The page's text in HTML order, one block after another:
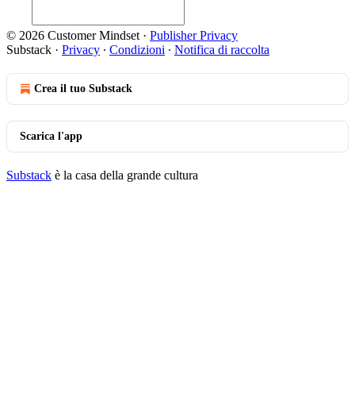
© 2026 Customer Mindset · Publisher Privacy
Substack · Privacy ∙ Condizioni ∙ Notifica di raccolta
Crea il tuo Substack
Scarica l'app
Substack è la casa della grande cultura